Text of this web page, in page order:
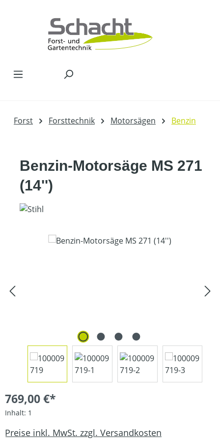
Forst Forsttechnik Motorsägen Benzin
Benzin-Motorsäge MS 271
(14'')
Bildergalerie überspringen
769,00 €*
Inhalt: 1
Preise inkl. MwSt. zzgl. Versandkosten